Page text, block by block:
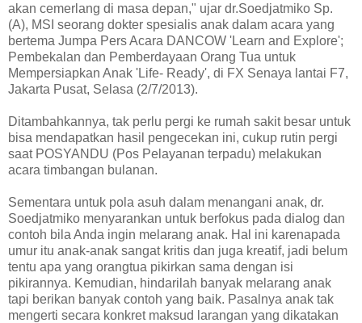
akan cemerlang di masa depan," ujar dr.Soedjatmiko Sp.
(A), MSI seorang dokter spesialis anak dalam acara yang
bertema Jumpa Pers Acara DANCOW 'Learn and Explore';
Pembekalan dan Pemberdayaan Orang Tua untuk
Mempersiapkan Anak 'Life- Ready', di FX Senaya lantai F7,
Jakarta Pusat, Selasa (2/7/2013).
Ditambahkannya, tak perlu pergi ke rumah sakit besar untuk
bisa mendapatkan hasil pengecekan ini, cukup rutin pergi
saat POSYANDU (Pos Pelayanan terpadu) melakukan
acara timbangan bulanan.
Sementara untuk pola asuh dalam menangani anak, dr.
Soedjatmiko menyarankan untuk berfokus pada dialog dan
contoh bila Anda ingin melarang anak. Hal ini karenapada
umur itu anak-anak sangat kritis dan juga kreatif, jadi belum
tentu apa yang orangtua pikirkan sama dengan isi
pikirannya. Kemudian, hindarilah banyak melarang anak
tapi berikan banyak contoh yang baik. Pasalnya anak tak
mengerti secara konkret maksud larangan yang dikatakan